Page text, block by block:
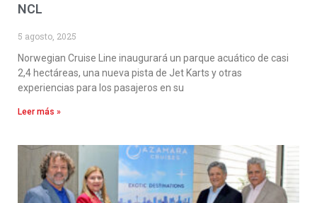
NCL
5 agosto, 2025
Norwegian Cruise Line inaugurará un parque acuático de casi
2,4 hectáreas, una nueva pista de Jet Karts y otras
experiencias para los pasajeros en su
Leer más »